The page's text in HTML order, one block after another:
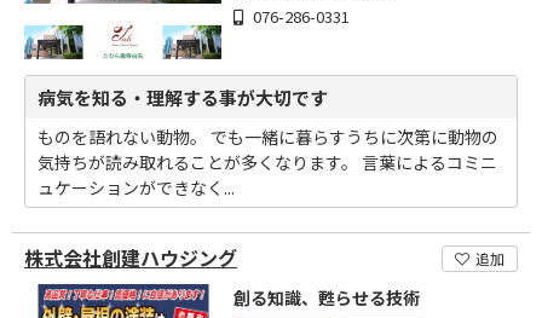
076-286-0331
病気を知る・理解する事が大切です
ものを語れない動物。 でも一緒に暮らすうちに次第に動物の
気持ちが読み取れることが多くなります。 言葉によるコミニ
ュケーションができなく...
株式会社創建ハウジング 追加
創る知識、甦らせる技術